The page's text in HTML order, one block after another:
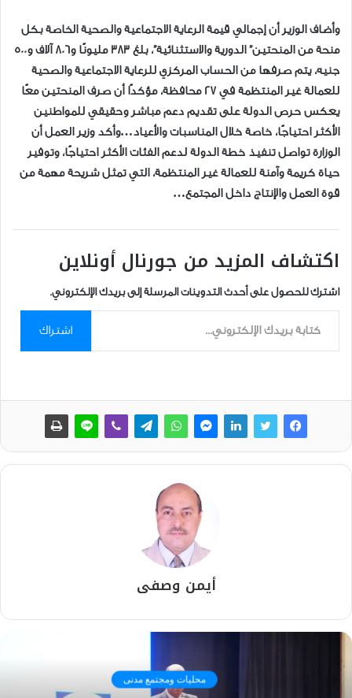
وأضاف الوزير أن إجمالي قيمة الرعاية الاجتماعية والصحية الخاصة بكل
منحة من المنحتين” الدورية والاستثنائية”، بلغ 383 مليونًا و806 آلاف و500
جنيه، يتم صرفها من الحساب المركزي للرعاية الاجتماعية والصحية
للعمالة غير المنتظمة في 27 محافظة، مؤكدًا أن صرف المنحتين معًا
يعكس حرص الدولة على تقديم دعم مباشر وحقيقي للمواطنين
الأكثر احتياجًا، خاصة خلال المناسبات والأعياد…وأكد وزير العمل أن
الوزارة تواصل تنفيذ خطة الدولة لدعم الفئات الأكثر احتياجًا، وتوفير
حياة كريمة وآمنة للعمالة غير المنتظمة، التي تمثل شريحة مهمة من
قوة العمل والإنتاج داخل المجتمع…
اكتشاف المزيد من جورنال أونلاين
اشترك للحصول على أحدث التدوينات المرسلة إلى بريدك الإلكتروني.
كتابة بريدك الإلكتروني...
اشتراك
أيمن وصفى
محليات ومجتمع مدنى